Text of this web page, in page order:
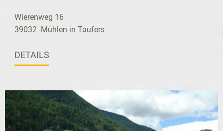
Wierenweg 16
39032 -Mühlen in Taufers
DETAILS